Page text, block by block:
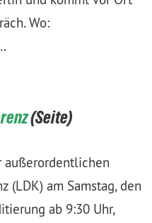
Wo:
außerordentlichen
(LDK) am Samstag, den
ab 9:30 Uhr,